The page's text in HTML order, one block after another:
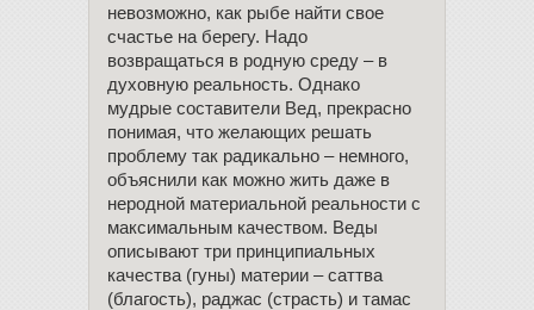
невозможно, как рыбе найти свое
счастье на берегу. Надо
возвращаться в родную среду – в
духовную реальность. Однако
мудрые составители Вед, прекрасно
понимая, что желающих решать
проблему так радикально – немного,
объяснили как можно жить даже в
неродной материальной реальности с
максимальным качеством. Веды
описывают три принципиальных
качества (гуны) материи – саттва
(благость), раджас (страсть) и тамас